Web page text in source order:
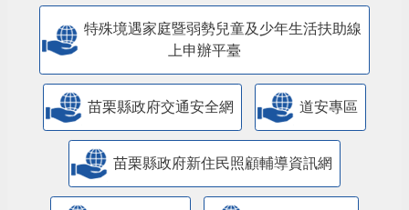
特殊境遇家庭暨弱勢兒童及少年生活扶助線
上申辦平臺
苗栗縣政府交通安全網 道安專區
苗栗縣政府新住民照顧輔導資訊網